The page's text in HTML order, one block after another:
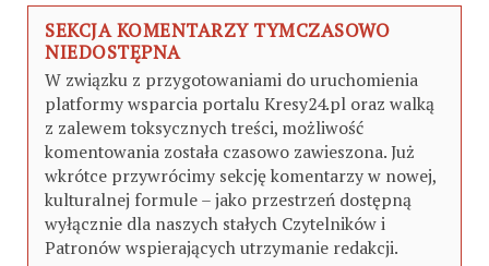
SEKCJA KOMENTARZY TYMCZASOWO
NIEDOSTĘPNA
W związku z przygotowaniami do uruchomienia
platformy wsparcia portalu Kresy24.pl oraz walką
z zalewem toksycznych treści, możliwość
komentowania została czasowo zawieszona. Już
wkrótce przywrócimy sekcję komentarzy w nowej,
kulturalnej formule – jako przestrzeń dostępną
wyłącznie dla naszych stałych Czytelników i
Patronów wspierających utrzymanie redakcji.